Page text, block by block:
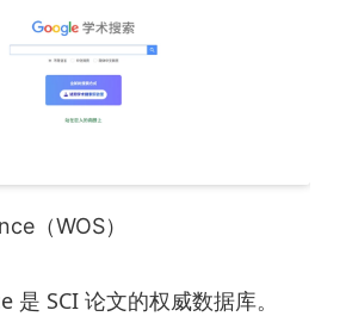
（WOS）
是 SCI 论文的权威数据库。